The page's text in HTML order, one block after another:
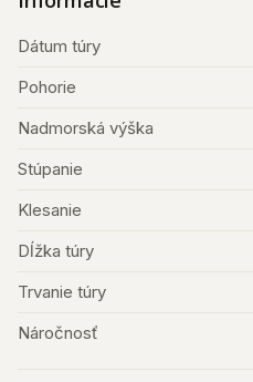
Dátum túry
Pohorie
Nadmorská výška
Stúpanie
Klesanie
Dĺžka túry
Trvanie túry
Náročnosť